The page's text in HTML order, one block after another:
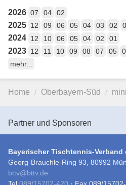
2026 07 04 02
2025 12 09 06 05 04 03 02
2024 12 10 06 05 04 02 01
2023 12 11 10 09 08 07 05
mehr...
Home Oberbayern-Süd
Partner und Sponsoren
Bayerischer Tischtennis-Verband
Georg-Brauchle-Ring 93, 80992
bttv@bttv.de